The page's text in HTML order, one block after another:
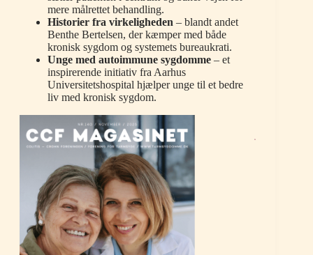
mere målrettet behandling.
Historier fra virkeligheden – blandt andet
Benthe Bertelsen, der kæmper med både
kronisk sygdom og systemets bureaukrati.
Unge med autoimmune sygdomme – et
inspirerende initiativ fra Aarhus
Universitetshospital hjælper unge til et bedre
liv med kronisk sygdom.